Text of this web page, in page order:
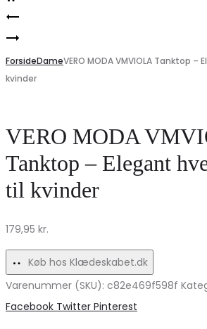
Product
navigation
støvler
2525A
ONLY
Denimkjole
ONLDORSI
Blå
til
Hverdag
Fest
ForsideDameVERO MODA VMVIOLA Tanktop
kvinder
VERO MODA
Tanktop – Elegant
til kvinder
179,95 kr.
Køb hos Klædeskabet.dk
Varenummer (SKU): c82e469f598f
Share
Facebook Twitter Pinterest